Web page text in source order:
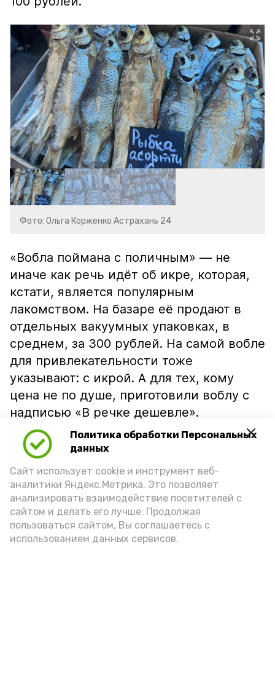
Политика обработки Персональных
данных
Сайт использует cookie и инструмент веб-
аналитики Яндекс.Метрика. Это позволяет
анализировать взаимодействие посетителей с
сайтом и делать его лучше. Продолжая
пользоваться сайтом, Вы соглашаетесь с
использованием данных сервисов.
Фото: Ольга Корженко Астрахань 24
«Вобла поймана с поличным» — не
иначе как речь идёт об икре, которая,
кстати, является популярным
лакомством. На базаре её продают в
отдельных вакуумных упаковках, в
среднем, за 300 рублей. На самой вобле
для привлекательности тоже
указывают: с икрой. А для тех, кому
цена не по душе, приготовили воблу с
надписью «В речке дешевле».